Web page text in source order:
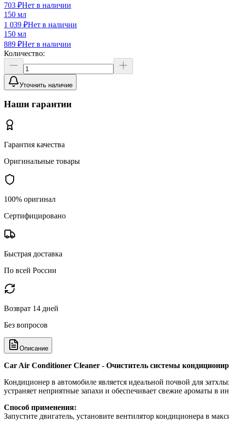
703 ₽Нет в наличии
150 мл
1 039 ₽Нет в наличии
150 мл
889 ₽Нет в наличии
Количество:
Уточнить наличие
Наши гарантии
Гарантия качества
Оригинальные товары
100% оригинал
Сертифицировано
Быстрая доставка
По всей России
Возврат 14 дней
Без вопросов
Описание
Car Air Conditioner Cleaner - Очиститель системы
Кондиционер в автомобиле является идеальной почвой для
устраняет неприятные запахи и обеспечивает свежие ароматы в
Способ применения:
Запустите двигатель, установите вентилятор кондиционера в